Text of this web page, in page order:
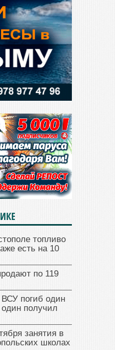
топливо
есть на 10
по 119
погиб один
получил
занятия в
школах